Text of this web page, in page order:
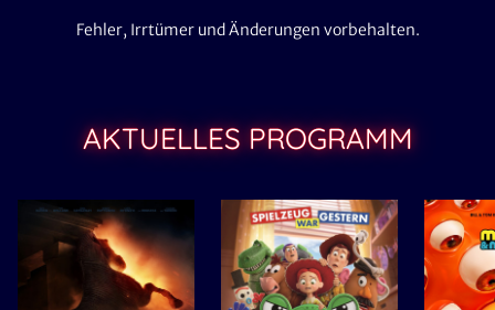
Fehler, Irrtümer und Änderungen vorbehalten.
AKTUELLES PROGRAMM